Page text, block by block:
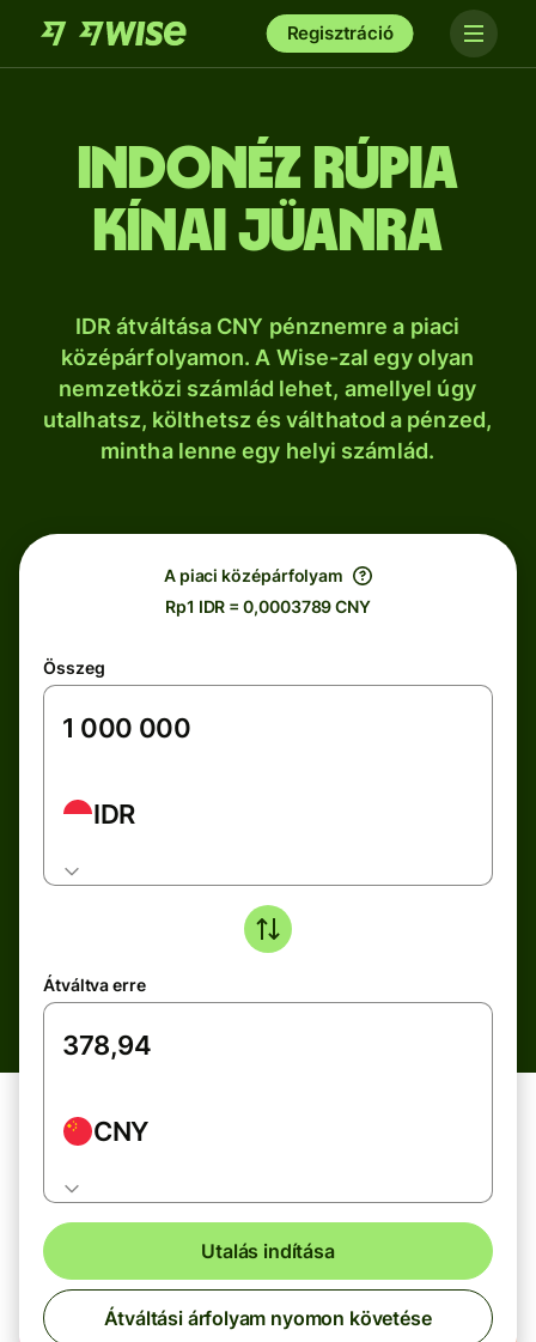
Regisztráció
indonéz rúpia
kínai jüanra
IDR átváltása CNY pénznemre a piaci
középárfolyamon. A Wise-zal egy olyan
nemzetközi számlád lehet, amellyel úgy
utalhatsz, költhetsz és válthatod a pénzed,
mintha lenne egy helyi számlád.
A piaci középárfolyam
Rp1 IDR = 0,0003789 CNY
Összeg
IDR
Átváltva erre
CNY
Utalás indítása
Átváltási árfolyam nyomon követése